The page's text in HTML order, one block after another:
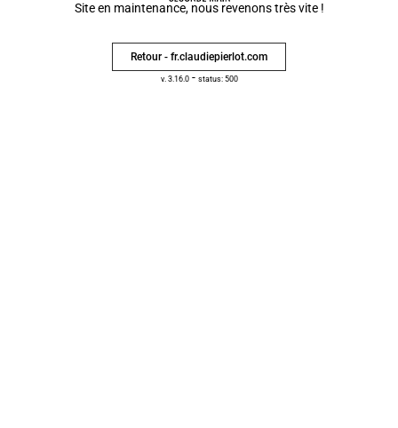
Site en maintenance, nous revenons très vite !
Retour - fr.claudiepierlot.com
v. 3.16.0- status: 500